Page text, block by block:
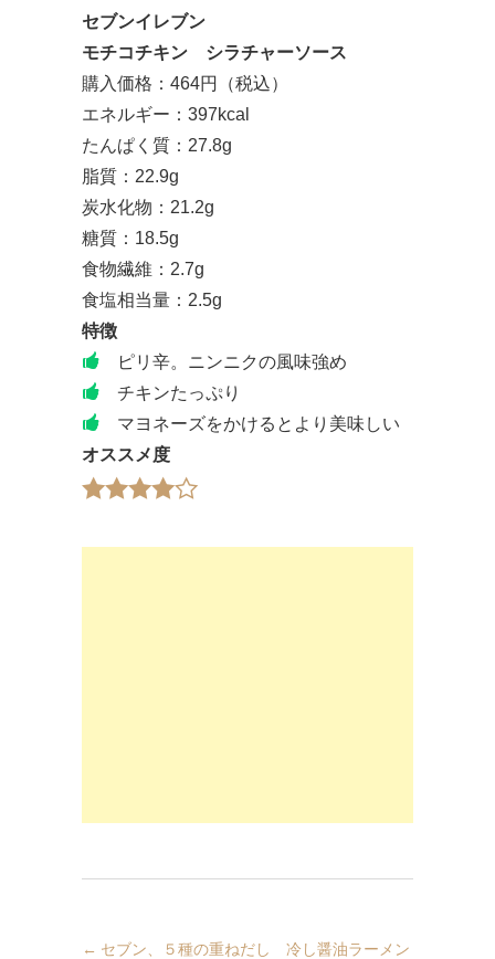
セブンイレブン
モチコチキン シラチャーソース
購入価格：464円（税込）
エネルギー：397kcal
たんぱく質：27.8g
脂質：22.9g
炭水化物：21.2g
糖質：18.5g
食物繊維：2.7g
食塩相当量：2.5g
特徴
ピリ辛。ニンニクの風味強め
チキンたっぷり
マヨネーズをかけるとより美味しい
オススメ度
← セブン、５種の重ねだし 冷し醤油ラーメン